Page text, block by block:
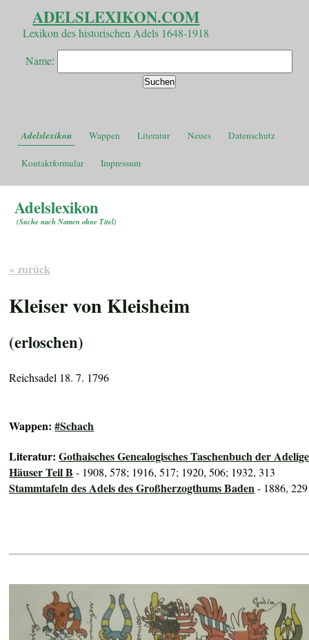
ADELSLEXIKON.COM
Lexikon des historischen Adels 1648-1918
Name:
Adelslexikon Wappen Literatur Neues Datenschutz
Kontaktformular Impressum
Adelslexikon
(Suche nach Namen ohne Titel)
« zurück
Kleiser von Kleisheim
(erloschen)
Reichsadel 18. 7. 1796
Wappen:#Schach
Literatur:Gothaisches Genealogisches Taschenbuch der
Häuser Teil B - 1908, 578; 1916, 517; 1920, 506; 1932, 313
Stammtafeln des Adels des Großherzogthums Baden- 1886, 229